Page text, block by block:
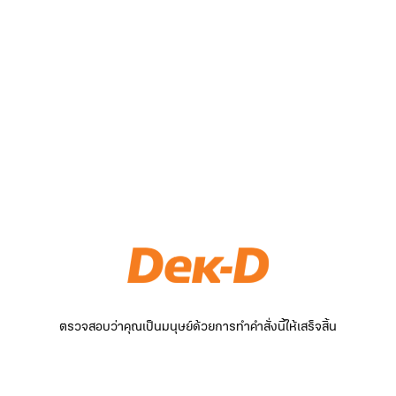
ตรวจสอบว่าคุณเป็นมนุษย์ด้วยการทำคำสั่งนี้ให้เสร็จสิ้น